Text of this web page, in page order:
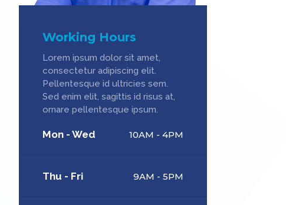
Working Hours
Lorem ipsum dolor sit amet,
consectetur adipiscing elit.
Pellentesque id ultricies sem.
Sed enim elit, sagittis id risus at,
ornare pellentesque ipsum.
Mon - Wed 10AM - 4PM
Thu - Fri 9AM - 5PM